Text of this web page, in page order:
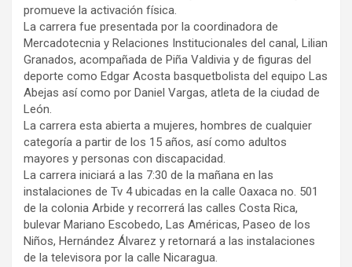
promueve la activación física.
La carrera fue presentada por la coordinadora de
Mercadotecnia y Relaciones Institucionales del canal, Lilian
Granados, acompañada de Piña Valdivia y de figuras del
deporte como Edgar Acosta basquetbolista del equipo Las
Abejas así como por Daniel Vargas, atleta de la ciudad de
León.
La carrera esta abierta a mujeres, hombres de cualquier
categoría a partir de los 15 años, así como adultos
mayores y personas con discapacidad.
La carrera iniciará a las 7:30 de la mañana en las
instalaciones de Tv 4 ubicadas en la calle Oaxaca no. 501
de la colonia Arbide y recorrerá las calles Costa Rica,
bulevar Mariano Escobedo, Las Américas, Paseo de los
Niños, Hernández Álvarez y retornará a las instalaciones
de la televisora por la calle Nicaragua.